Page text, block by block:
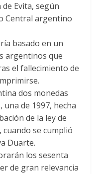
Evita, según
Central argentino
basado en un
argentinos que
el fallecimiento de
dos monedas
una de 1997, hecha
de la ley de
se cumplió
Duarte.
los sesenta
de gran relevancia